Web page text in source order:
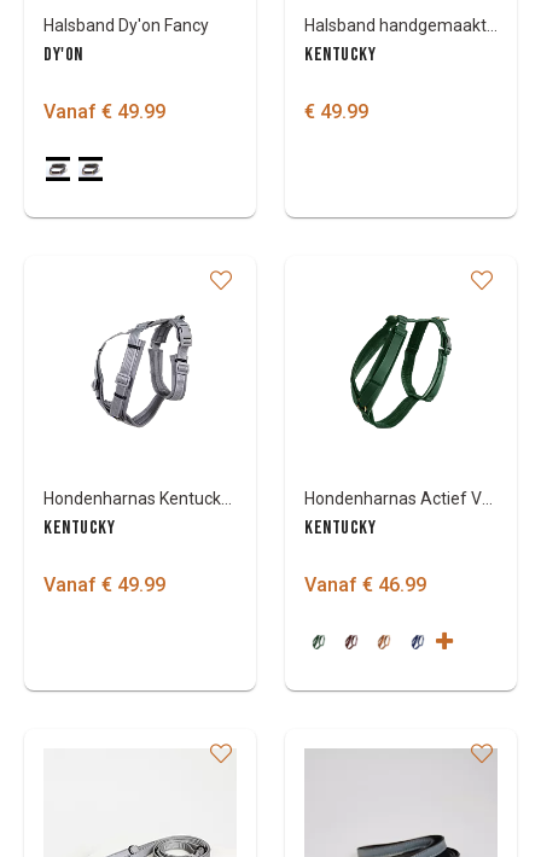
Halsband Dy'on Fancy
DY'ON
Vanaf € 49.99
KENTUCKY
€ 49.99
KENTUCKY
Vanaf € 49.99
KENTUCKY
Vanaf € 46.99